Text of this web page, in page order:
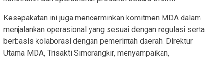
Kesepakatan ini juga mencerminkan komitmen MDA dalam
menjalankan operasional yang sesuai dengan regulasi serta
berbasis kolaborasi dengan pemerintah daerah. Direktur
Utama MDA, Trisakti Simorangkir, menyampaikan,